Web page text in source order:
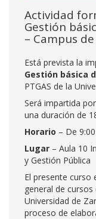
Actividad
Gestión
– Campus
Está prevista la
Gestión básica
PTGAS de la
Será impartida
una duración de
Horario – De
Lugar – Aula 10
y Gestión Pública
El presente curso
general de
Universidad de
proceso de